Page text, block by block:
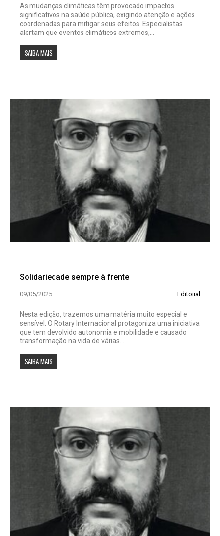
As mudanças climáticas têm provocado impactos
significativos na saúde pública, exigindo atenção e ações
coordenadas para mitigar seus efeitos. Especialistas
alertam que eventos climáticos extremos,...
SAIBA MAIS
Solidariedade sempre à frente
09/05/2025 Editorial
Nesta edição, trazemos uma matéria muito especial e
sensível. O Rotary Internacional protagoniza uma iniciativa
que tem devolvido autonomia e mobilidade e causado
transformação na vida de várias...
SAIBA MAIS